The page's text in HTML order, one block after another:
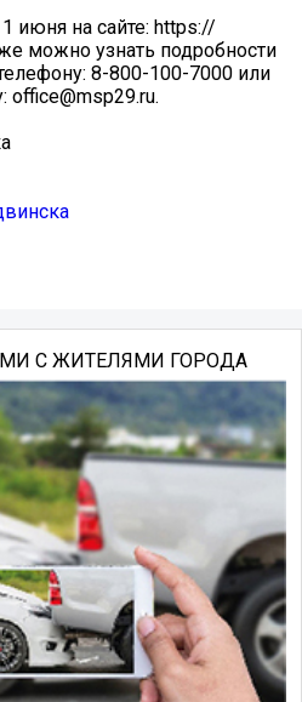
июня на сайте: https://
можно узнать подробности
8-800-100-7000 или
office@msp29.ru.
С ЖИТЕЛЯМИ ГОРОДА